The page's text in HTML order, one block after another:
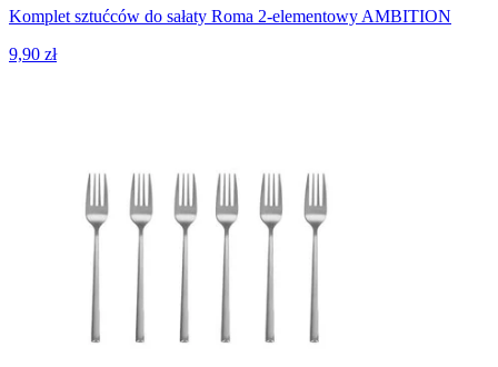
Komplet sztućców do sałaty Roma 2-elementowy AMBITION
9,90 zł